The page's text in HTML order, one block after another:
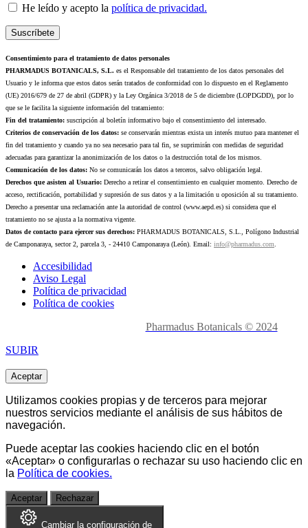
He leído y acepto la política de privacidad.
Consentimiento para el tratamiento de datos personales
PHARMADUS BOTANICALS, S.L. es el Responsable del tratamiento de los datos personales del
Usuario y le informa que estos datos serán tratados de conformidad con lo dispuesto en el Reglamento
(UE) 2016/679 de 27 de abril (GDPR) y la Ley Orgánica 3/2018 de 5 de diciembre (LOPDGDD), por lo
que se le facilita la siguiente información del tratamiento:
Fin del tratamiento: suscripción al boletín informativo bajo el consentimiento del interesado.
Criterios de conservación de los datos: se conservarán mientras exista un interés mutuo para mantener el
fin del tratamiento y cuando ya no sea necesario para tal fin, se suprimirán con medidas de seguridad
adecuadas para garantizar la anonimización de los datos o la destrucción total de los mismos.
Comunicación de los datos: No se comunicarán los datos a terceros, salvo obligación legal.
Derechos que asisten al Usuario: Derecho a retirar el consentimiento en cualquier momento. Derecho de
acceso, rectificación, portabilidad y supresión de sus datos y a la limitación u oposición al su tratamiento.
Derecho a presentar una reclamación ante la autoridad de control (www.aepd.es) si considera que el
tratamiento no se ajusta a la normativa vigente.
Datos de contacto para ejercer sus derechos: PHARMADUS BOTANICALS, S.L., Polígono Industrial
de Camponaraya, sector 2, parcela 3, - 24410 Camponaraya (León). Email: info@pharmadus.com
Accesibilidad
Aviso Legal
Política de privacidad
Política de cookies
Pharmadus Botanicals © 2024
SUBIR
Aceptar
Utilizamos cookies propias y de terceros para mejorar
nuestros servicios mediante el análisis de sus hábitos de
navegación.
Puede aceptar las cookies haciendo clic en el botón
«Aceptar» o configurarlas o rechazar su uso haciendo clic en
la Política de cookies.
Aceptar Rechazar
Cambiar la configuración de